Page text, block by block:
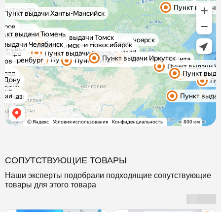
СОПУТСТВУЮЩИЕ ТОВАРЫ
Наши эксперты подобрали подходящие сопутствующие
товары для этого товара